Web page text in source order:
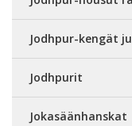
Jodhpur-kengät
Jodhpurit
Jokasäänhanskat